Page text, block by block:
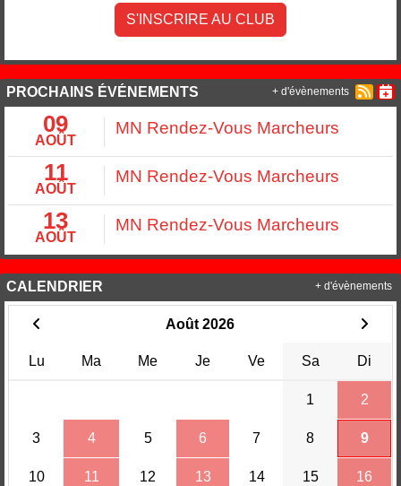
S'INSCRIRE AU CLUB
PROCHAINS ÉVÉNEMENTS
09
AOÛT
MN Rendez-Vous Marcheurs
11
AOÛT
MN Rendez-Vous Marcheurs
13
AOÛT
MN Rendez-Vous Marcheurs
+ d'évènements
CALENDRIER
Août 2026
Lu Ma Me Je Ve Sa Di
1 2
3 4 5 6 7 8 9
10 11 12 13 14 15 16
+ d'évènements